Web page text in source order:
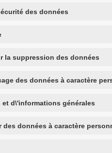
des données
la suppression des données
des données à caractère
d\'informations générales
données à caractère